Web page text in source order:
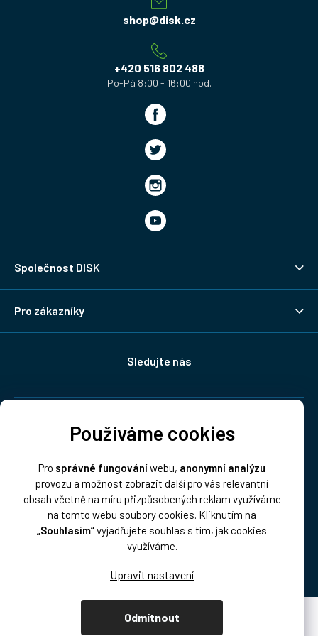
Používáme cookies
Pro správné fungováníwebu, anonymní analýzu
provozu a možnost zobrazit další pro vás relevantní
obsah včetně na míru přizpůsobených reklam využíváme
na tomto webu soubory cookies. Kliknutím na
„Souhlasím“vyjadřujete souhlas s tím, jak cookies
využíváme.
Odmítnout
shop@disk.cz
+420 516 802 488
Společnost DISK
Pro zákazníky
Sledujte nás
Platba: